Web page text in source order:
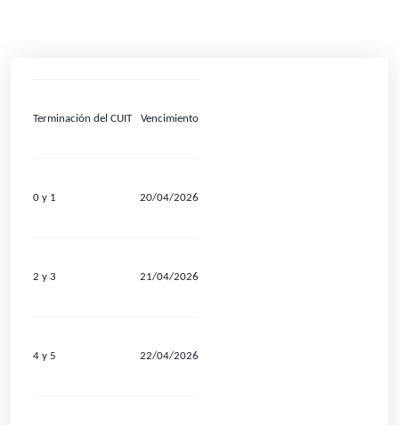
Terminación del CUIT Vencimiento
0 y 1 20/04/2026
2 y 3 21/04/2026
4 y 5 22/04/2026